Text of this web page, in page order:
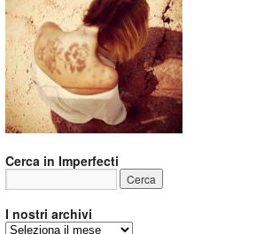
Cerca in Imperfecti
I nostri archivi